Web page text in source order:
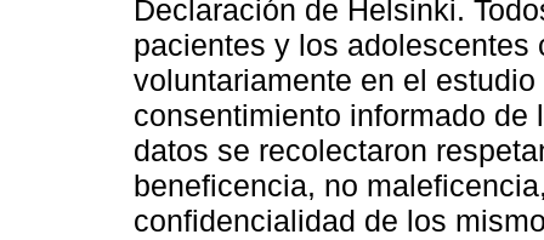
Declaración de Helsinki.
pacientes y los
voluntariamente en el
consentimiento informado
datos se recolectaron
beneficencia, no
confidencialidad de los